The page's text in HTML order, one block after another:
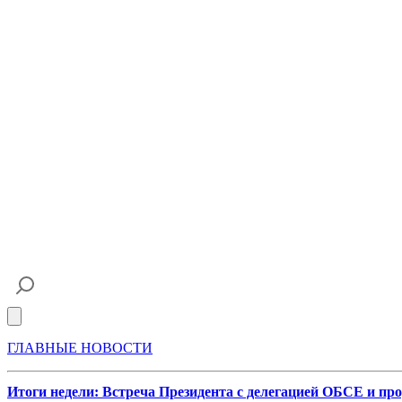
ГЛАВНЫЕ НОВОСТИ
Итоги недели: Встреча Президента с делегацией ОБСЕ и